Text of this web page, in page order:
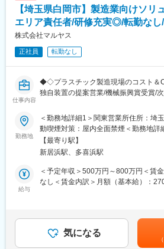
変更の範囲：会社の定める業務
■扱うサービス
制御機器、産業用ロボット、電子部品
ー製品を幅広く取り扱い、お客様のニ
ち、チームで連携しながら活動してい
既存顧客中心の営業スタイルで、お
築くことができる環境です。メーカー
が強みであり、提案の幅が広がります。
入社後は本社研修やOJT（先輩同行）
た教育制度があり、未経験の方でも営
年間休日121日、完全週休2日制（土
と働きやすい環境です。マイカー通勤
【埼玉県白岡市】製造業向けソリ
エリア責任者/研修充実◎/転勤なし
株式会社マルヤス
正社員 転勤なし
仕事内容
◆◇プラスチック製造現場のコスト＆
独自装置の提案営業/機械振興賞受賞/
■職務内容:
大手・中小問わず日本全国にあるフィ
ク成型メーカーのお客様に向けてプラ
削減とCO2排出量削減に直結する独自
装置]の営業を担当頂きます。
・ヒアリングに基づいた最適な装置の
・見積もり、資料作成、納品後のフォ
・自社導入済み製品不具合の初期対応
勤務地
＜勤務地詳細1＞関東営業所住所：埼
動喫煙対策：屋内全面禁煙＜勤務地詳
浜市外山町16-32 勤務地最寄駅：JR予
策：屋内全面禁煙変更の範囲：会社の
【最寄り駅】
新居浜駅、多喜浜駅
給与
＜予定年収＞500万円～800万円＜賃
なし＜賃金内訳＞月額（基本給）：
有＜残業手当＞有＜給与補足＞■賞与
賞与(前年度実績)賃金はあくまでも目
て上下する可能性があります。月給(
気になる